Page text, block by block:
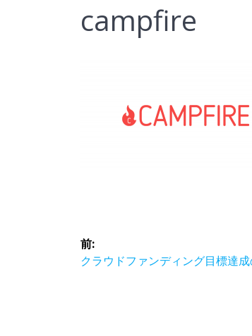
campfire
投
稿
前:
前
クラウドファンディング目標達